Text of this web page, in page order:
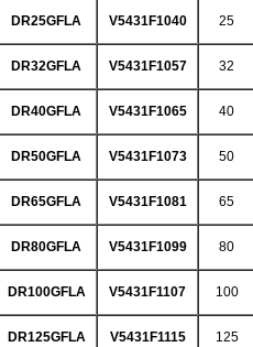
DR25GFLA V5431F1040 25
DR32GFLA V5431F1057 32
DR40GFLA V5431F1065 40
DR50GFLA V5431F1073 50
DR65GFLA V5431F1081 65
DR80GFLA V5431F1099 80
DR100GFLA V5431F1107 100
DR125GFLA V5431F1115 125